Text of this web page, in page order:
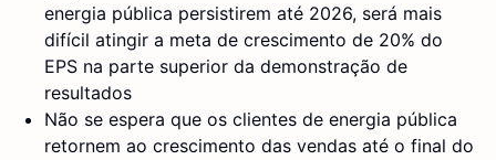
energia pública persistirem até 2026, será mais
difícil atingir a meta de crescimento de 20% do
EPS na parte superior da demonstração de
resultados
Não se espera que os clientes de energia pública
retornem ao crescimento das vendas até o final do